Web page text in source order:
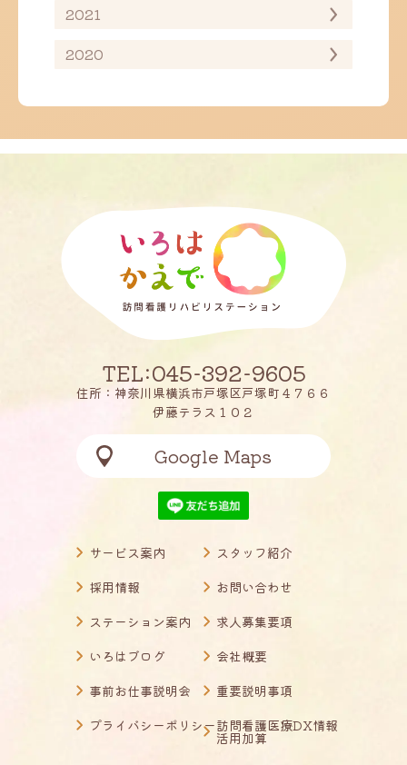
2021
2020
TEL:045-392-9605
住所：神奈川県横浜市戸塚区戸塚町４７６６
伊藤テラス１０２
Google Maps
サービス案内
スタッフ紹介
採用情報
お問い合わせ
ステーション案内
求人募集要項
いろはブログ
会社概要
事前お仕事説明会
重要説明事項
プライバシーポリシー訪問看護医療DX情報
活用加算